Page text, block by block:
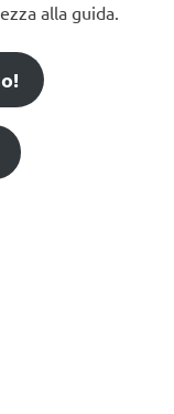
alla guida.